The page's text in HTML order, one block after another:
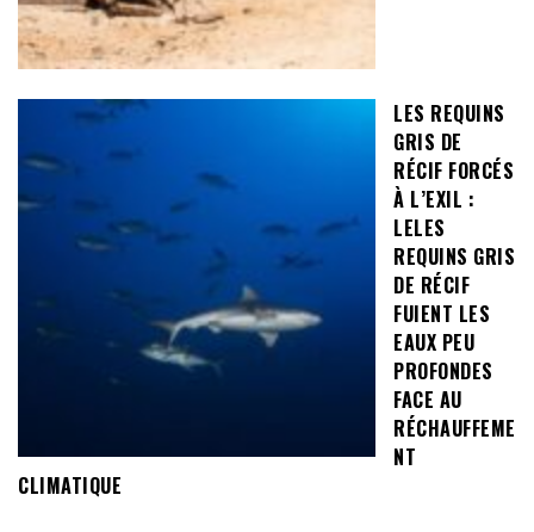
LES REQUINS
GRIS DE
RÉCIF FORCÉS
À L’EXIL :
LELES
REQUINS GRIS
DE RÉCIF
FUIENT LES
EAUX PEU
PROFONDES
FACE AU
RÉCHAUFFEME
NT
CLIMATIQUE